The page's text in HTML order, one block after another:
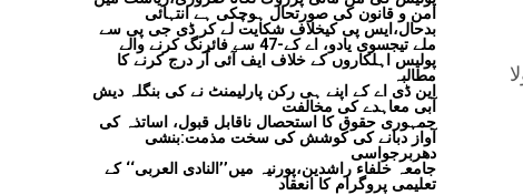
امن و قانون کی صورتحال ہوچکی ہے انتہائی
بدحال،ایس پی کیخلاف شکایت لے کر ڈی جی پی سے
ملے تیجسوی یادو، اے کے-47 سے فائرنگ کرنے والے
پولیس اہلکاروں کے خلاف ایف آئی آر درج کرنے کا
مطالبہ
این ڈی اے کے اپنے ہی رکن پارلیمنٹ نے کی بنگلہ دیش
آبی معاہدے کی مخالفت
جمہوری حقوق کا استحصال ناقابل قبول، اساتذہ کی
آواز دبانے کی کوشش کی سخت مذمت:بنشی
دھربرجواسی
جامعہ خلفاء راشدین،پورنیہ میں’’النادی العربی‘‘ کے
تعلیمی پروگرام کا انعقاد